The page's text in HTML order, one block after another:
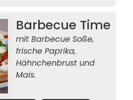
Barbecue Time
mit Barbecue Soße,
frische Paprika,
Hähnchenbrust und
Mais.